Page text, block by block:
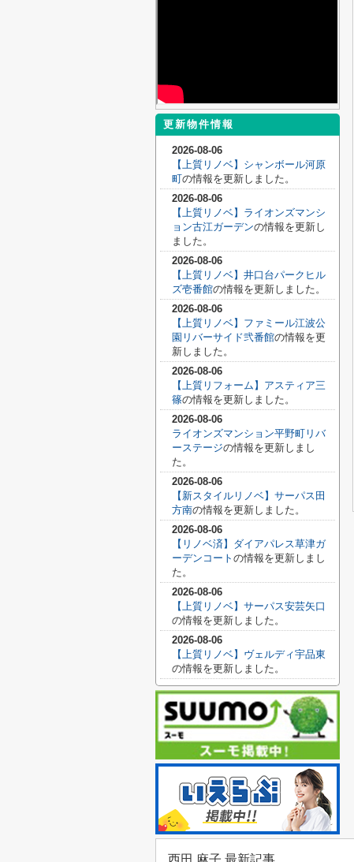
更新物件情報
2026-08-06
【上質リノベ】シャンボール河原
町の情報を更新しました。
2026-08-06
【上質リノベ】ライオンズマンシ
ョン古江ガーデンの情報を更新し
ました。
2026-08-06
【上質リノベ】井口台パークヒル
ズ壱番館の情報を更新しました。
2026-08-06
【上質リノベ】ファミール江波公
園リバーサイド弐番館の情報を更
新しました。
2026-08-06
【上質リフォーム】アスティア三
篠の情報を更新しました。
2026-08-06
ライオンズマンション平野町リバ
ーステージの情報を更新しまし
た。
2026-08-06
【新スタイルリノベ】サーパス田
方南の情報を更新しました。
2026-08-06
【リノベ済】ダイアパレス草津ガ
ーデンコート の情報を更新しまし
た。
2026-08-06
【上質リノベ】サーパス安芸矢口
の情報を更新しました。
2026-08-06
【上質リノベ】ヴェルディ宇品東
の情報を更新しました。
西田 麻子 最新記事